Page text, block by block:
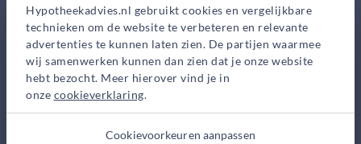
Hypotheekadvies.nl gebruikt cookies en vergelijkbare
technieken om de website te verbeteren en relevante
advertenties te kunnen laten zien. De partijen waarmee
wij samenwerken kunnen dan zien dat je onze website
hebt bezocht. Meer hierover vind je in
onze cookieverklaring.
Cookievoorkeuren aanpassen
Eerste gesprek
0,-
Advieskosten
3.250,-
Maak gratis afspraak